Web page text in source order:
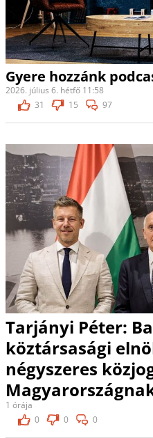
Gyere hozzánk
2026. július 6. hétfő 11:58
31
15 97
Tarjányi Péter:
köztársasági
négyszeres
1 órája
0
0 0